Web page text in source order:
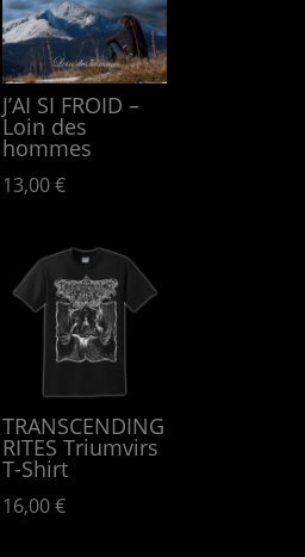
J’AI SI FROID –
Loin des
hommes
13,00€
TRANSCENDING
RITES Triumvirs
T-Shirt
16,00€